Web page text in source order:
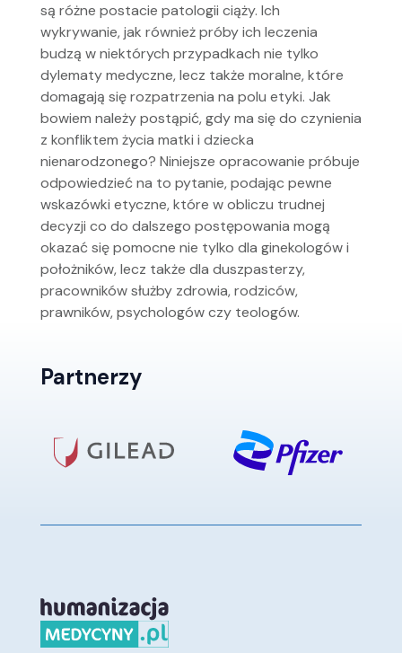
są różne postacie patologii ciąży. Ich
wykrywanie, jak również próby ich leczenia
budzą w niektórych przypadkach nie tylko
dylematy medyczne, lecz także moralne, które
domagają się rozpatrzenia na polu etyki. Jak
bowiem należy postąpić, gdy ma się do czynienia
z konfliktem życia matki i dziecka
nienarodzonego? Niniejsze opracowanie próbuje
odpowiedzieć na to pytanie, podając pewne
wskazówki etyczne, które w obliczu trudnej
decyzji co do dalszego postępowania mogą
okazać się pomocne nie tylko dla ginekologów i
położników, lecz także dla duszpasterzy,
pracowników służby zdrowia, rodziców,
prawników, psychologów czy teologów.
Partnerzy